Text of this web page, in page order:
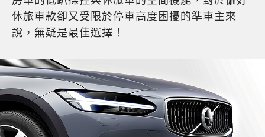
休旅車款卻又受限於停車高度困擾的準車主來
說，無疑是最佳選擇！